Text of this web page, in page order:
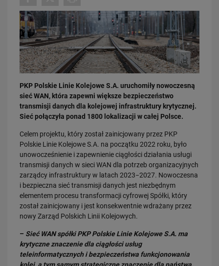
PKP Polskie Linie Kolejowe S.A. uruchomiły nowoczesną
sieć WAN, która zapewni większe bezpieczeństwo
transmisji danych dla kolejowej infrastruktury krytycznej.
Sieć połączyła ponad 1800 lokalizacji w całej Polsce.
Celem projektu, który został zainicjowany przez PKP
Polskie Linie Kolejowe S.A. na początku 2022 roku, było
unowocześnienie i zapewnienie ciągłości działania usługi
transmisji danych w sieci WAN dla potrzeb organizacyjnych
zarządcy infrastruktury w latach 2023−2027. Nowoczesna
i bezpieczna sieć transmisji danych jest niezbędnym
elementem procesu transformacji cyfrowej Spółki, który
został zainicjowany i jest konsekwentnie wdrażany przez
nowy Zarząd Polskich Linii Kolejowych.
– Sieć WAN spółki PKP Polskie Linie Kolejowe S.A. ma
krytyczne znaczenie dla ciągłości usług
teleinformatycznych i bezpieczeństwa funkcjonowania
Budujemy nowoczesną kolej na Kaszubach [FOTOGALERIA]
PRZECZYTAJ
Dzięki KPO kolej zmieniła Limanową
PRZECZYTAJ
31.07.2026
Dobre zmiany dla mieszkańców Katowic. Gotowy jest ważny wiadukt